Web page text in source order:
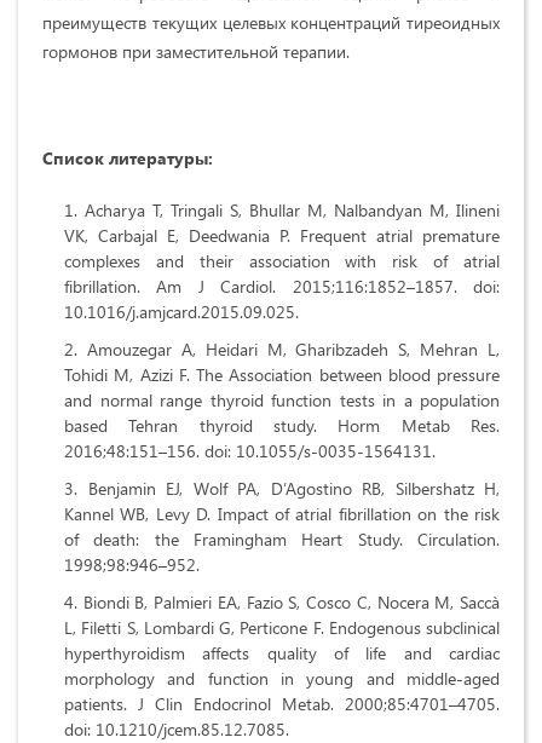
преимуществ текущих целевых концентраций тиреоидных
гормонов при заместительной терапии.
Список литературы:
Acharya T, Tringali S, Bhullar M, Nalbandyan M, Ilineni
VK, Carbajal E, Deedwania P. Frequent atrial premature
complexes and their association with risk of atrial
fibrillation. Am J Cardiol. 2015;116:1852–1857. doi:
10.1016/j.amjcard.2015.09.025.
Amouzegar A, Heidari M, Gharibzadeh S, Mehran L,
Tohidi M, Azizi F. The Association between blood pressure
and normal range thyroid function tests in a population
based Tehran thyroid study. Horm Metab Res.
2016;48:151–156. doi: 10.1055/s-0035-1564131.
Benjamin EJ, Wolf PA, D’Agostino RB, Silbershatz H,
Kannel WB, Levy D. Impact of atrial fibrillation on the risk
of death: the Framingham Heart Study. Circulation.
1998;98:946–952.
Biondi B, Palmieri EA, Fazio S, Cosco C, Nocera M, Saccà
L, Filetti S, Lombardi G, Perticone F. Endogenous subclinical
hyperthyroidism affects quality of life and cardiac
morphology and function in young and middle-aged
patients. J Clin Endocrinol Metab. 2000;85:4701–4705.
doi: 10.1210/jcem.85.12.7085.